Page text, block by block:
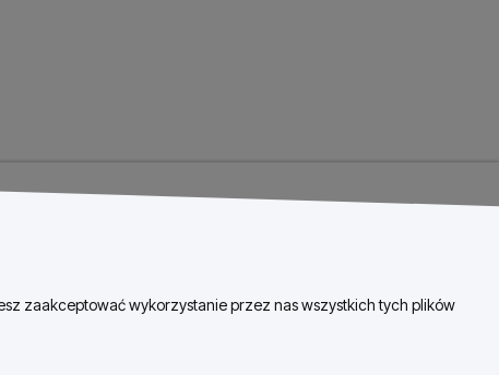
zaakceptować wykorzystanie przez nas wszystkich tych plików